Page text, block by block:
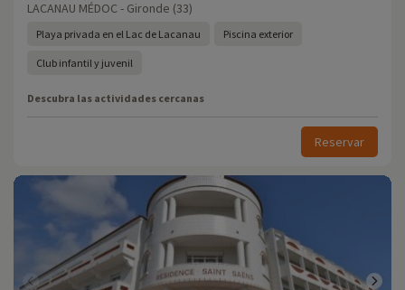
LACANAU MÉDOC - Gironde (33)
Playa privada en el Lac de Lacanau Piscina exterior
Club infantil y juvenil
Descubra las actividades cercanas
Reservar